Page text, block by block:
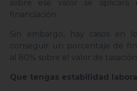
sobre ese valor se aplicará
financiación.
Sin embargo, hay casos en
conseguir un porcentaje de
al 80% sobre el valor de tasación.
Que tengas estabilidad